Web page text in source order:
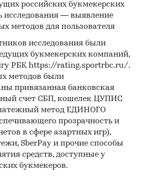
российских букмекерских
исследования — выявление
методов для пользователя
исследования были
букмекерских компаний,
РБК https://rating.sportrbc.ru/.
методов были
привязанная банковская
счет СБП, кошелек ЦУПИС
метод ЕДИНОГО
прозрачность и
в сфере азартных игр),
SberPay и прочие способы
средств, доступные у
букмекеров.